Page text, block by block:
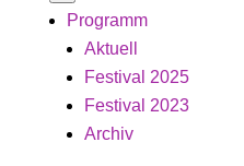
Programm
Aktuell
Festival 2025
Festival 2023
Archiv